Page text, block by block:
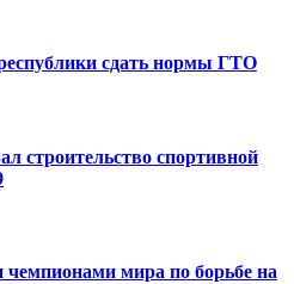
сдать нормы ГТО
строительство спортивной
мира по борьбе на